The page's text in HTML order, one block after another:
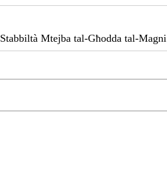
Stabbiltà Mtejba tal-Għodda tal-Magni